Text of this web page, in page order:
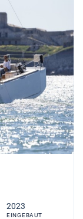
2023
EINGEBAUT